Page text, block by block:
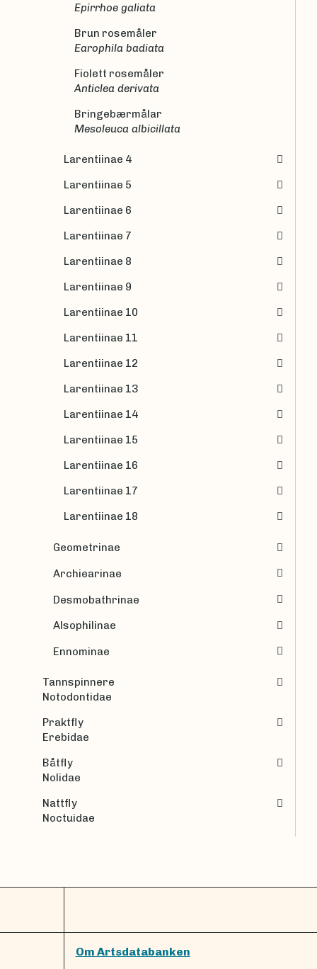
Epirrhoe galiata
Brun rosemåler
Earophila badiata
Fiolett rosemåler
Anticlea derivata
Bringebærmålar
Mesoleuca albicillata
Larentiinae 4
Larentiinae 5
Larentiinae 6
Larentiinae 7
Larentiinae 8
Larentiinae 9
Larentiinae 10
Larentiinae 11
Larentiinae 12
Larentiinae 13
Larentiinae 14
Larentiinae 15
Larentiinae 16
Larentiinae 17
Larentiinae 18
Geometrinae
Archiearinae
Desmobathrinae
Alsophilinae
Ennominae
Tannspinnere
Notodontidae
Praktfly
Erebidae
Båtfly
Nolidae
Nattfly
Noctuidae
Om Artsdatabanken